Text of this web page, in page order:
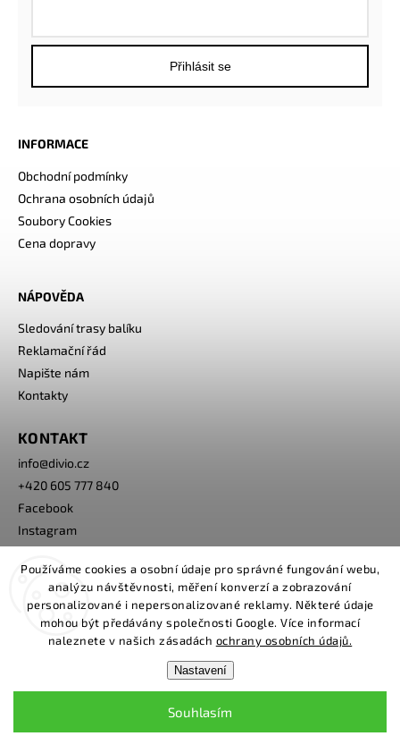
Používáme cookies a osobní údaje pro správné fungování webu,
analýzu návštěvnosti, měření konverzí a zobrazování
personalizované i nepersonalizované reklamy. Některé údaje
mohou být předávány společnosti Google. Více informací
naleznete v našich zásadách ochrany osobních údajů.
Nastavení
Souhlasím
INFORMACE
Obchodní podmínky
Ochrana osobních údajů
Soubory Cookies
Cena dopravy
NÁPOVĚDA
Sledování trasy balíku
Reklamační řád
Napište nám
Kontakty
Přihlásit se
KONTAKT
info@divio.cz
+420 605 777 840
Facebook
Instagram
PŘIJÍMÁME ONLINE PLATBY